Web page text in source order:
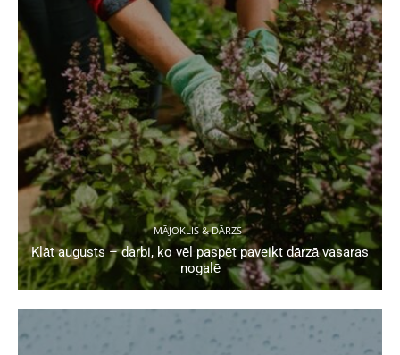
MĀJOKLIS & DĀRZS
Klāt augusts – darbi, ko vēl paspēt paveikt dārzā vasaras
nogalē